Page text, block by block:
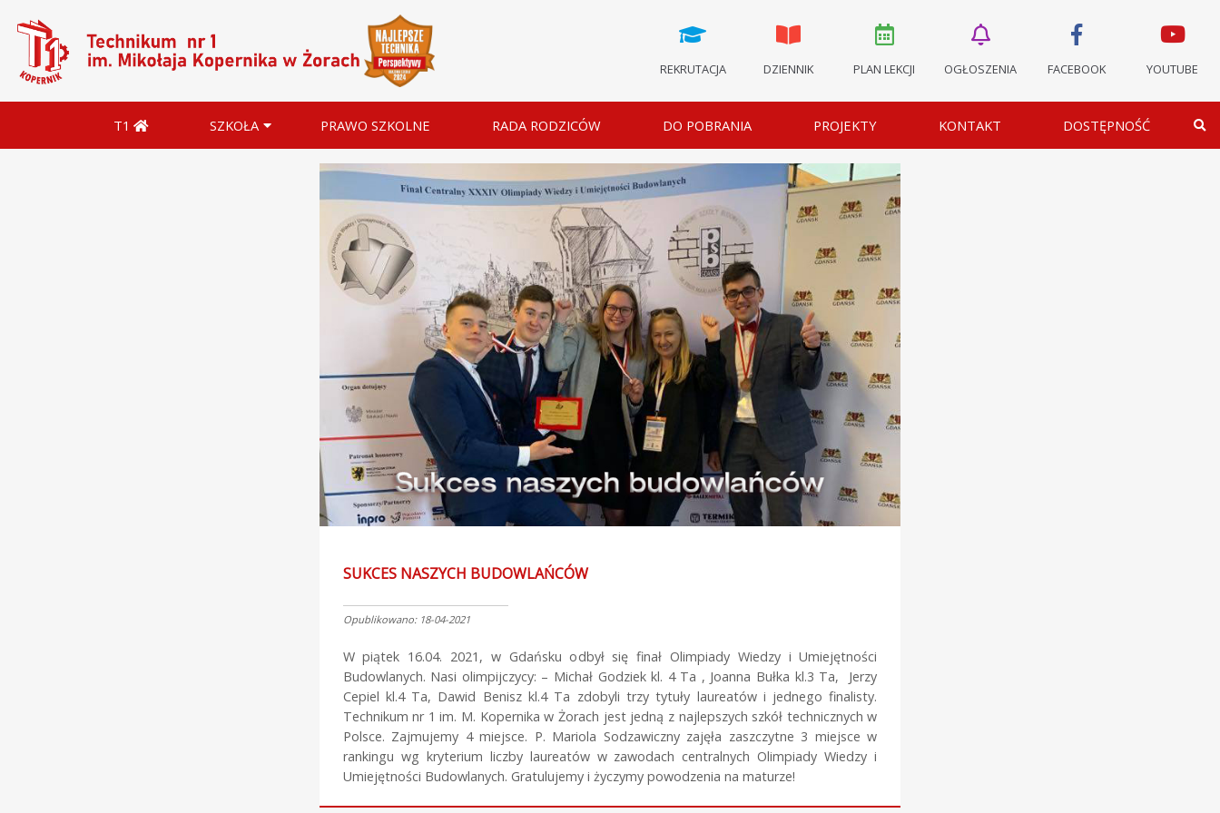
REKRUTACJA DZIENNIK PLAN LEKCJI OGŁOSZENIA FACEBOOK YOUTUBE
T1 SZKOŁA PRAWO SZKOLNE RADA RODZICÓW DO POBRANIA PROJEKTY KONTAKT DOSTĘPNOŚĆ
SUKCES NASZYCH BUDOWLAŃCÓW
Opublikowano: 18-04-2021
W piątek 16.04. 2021, w Gdańsku odbył się finał Olimpiady Wiedzy i Umiejętności
Budowlanych. Nasi olimpijczycy: – Michał Godziek kl. 4 Ta , Joanna Bułka kl.3 Ta, Jerzy
Cepiel kl.4 Ta, Dawid Benisz kl.4 Ta zdobyli trzy tytuły laureatów i jednego finalisty.
Technikum nr 1 im. M. Kopernika w Żorach jest jedną z najlepszych szkół technicznych w
Polsce. Zajmujemy 4 miejsce. P. Mariola Sodzawiczny zajęła zaszczytne 3 miejsce w
rankingu wg kryterium liczby laureatów w zawodach centralnych Olimpiady Wiedzy i
Umiejętności Budowlanych. Gratulujemy i życzymy powodzenia na maturze!